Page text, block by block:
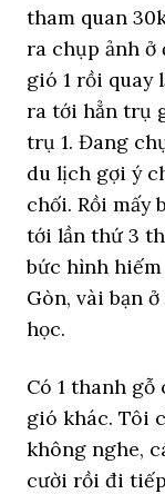
tham quan
ra chụp ảnh ở
gió 1 rồi quay
ra tới hẳn trụ
trụ 1. Đang
du lịch gợi ý
chối. Rồi mấy
tới lần thứ 3
bức hình
Gòn, vài bạn
học.
Có 1 thanh
gió khác. Tôi
không nghe,
cười rồi đi